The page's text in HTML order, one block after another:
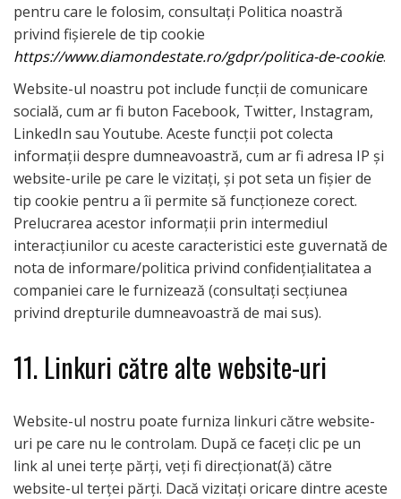
pentru care le folosim, consultați Politica noastră
privind fișierele de tip cookie
https://www.diamondestate.ro/gdpr/politica-de-cookie.
Website-ul noastru pot include funcții de comunicare
socială, cum ar fi buton Facebook, Twitter, Instagram,
LinkedIn sau Youtube. Aceste funcții pot colecta
informații despre dumneavoastră, cum ar fi adresa IP și
website-urile pe care le vizitați, și pot seta un fișier de
tip cookie pentru a îi permite să funcționeze corect.
Prelucrarea acestor informații prin intermediul
interacțiunilor cu aceste caracteristici este guvernată de
nota de informare/politica privind confidențialitatea a
companiei care le furnizează (consultați secțiunea
privind drepturile dumneavoastră de mai sus).
11. Linkuri către alte website-uri
Website-ul nostru poate furniza linkuri către website-
uri pe care nu le controlam. După ce faceți clic pe un
link al unei terțe părți, veți fi direcționat(ă) către
website-ul terței părți. Dacă vizitați oricare dintre aceste